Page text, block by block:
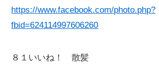
https://www.facebook.com/photo.php?
fbid=624114997606260
８１いいね！ 散髪